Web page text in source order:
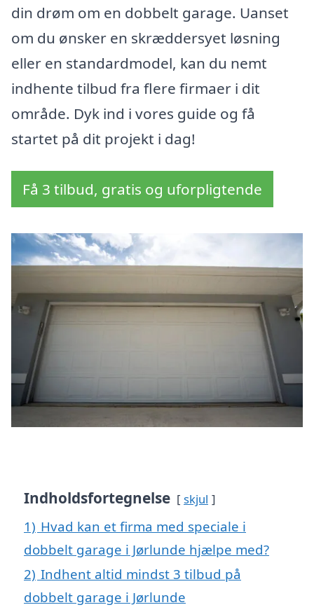
din drøm om en dobbelt garage. Uanset
om du ønsker en skræddersyet løsning
eller en standardmodel, kan du nemt
indhente tilbud fra flere firmaer i dit
område. Dyk ind i vores guide og få
startet på dit projekt i dag!
Få 3 tilbud, gratis og uforpligtende
Indholdsfortegnelse skjul
1) Hvad kan et firma med speciale i
dobbelt garage i Jørlunde hjælpe med?
2) Indhent altid mindst 3 tilbud på
dobbelt garage i Jørlunde